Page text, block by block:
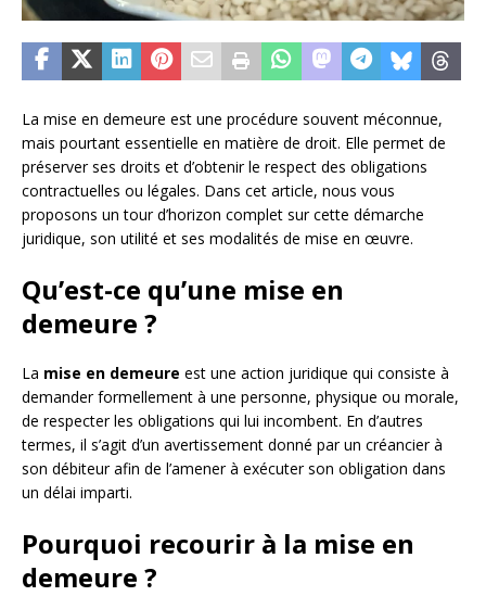
La mise en demeure est une procédure souvent méconnue,
mais pourtant essentielle en matière de droit. Elle permet de
préserver ses droits et d’obtenir le respect des obligations
contractuelles ou légales. Dans cet article, nous vous
proposons un tour d’horizon complet sur cette démarche
juridique, son utilité et ses modalités de mise en œuvre.
Qu’est-ce qu’une mise en
demeure ?
La mise en demeure est une action juridique qui consiste à
demander formellement à une personne, physique ou morale,
de respecter les obligations qui lui incombent. En d’autres
termes, il s’agit d’un avertissement donné par un créancier à
son débiteur afin de l’amener à exécuter son obligation dans
un délai imparti.
Pourquoi recourir à la mise en
demeure ?